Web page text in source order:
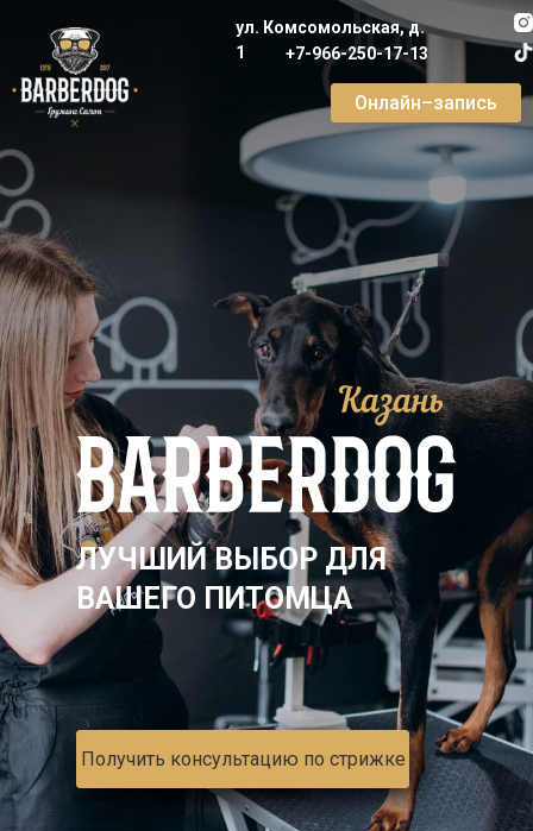
ЛУЧШИЙ ВЫБОР ДЛЯ
ВАШЕГО ПИТОМЦА
Получить консультацию по стрижке
Онлайн–запись
+7-966-250-17-13
ул. Комсомольская, д.
1
Казань